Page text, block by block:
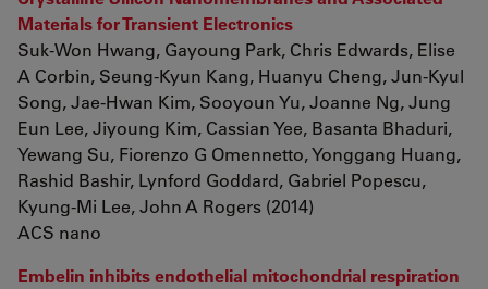
Materials for Transient Electronics
Suk-Won Hwang, Gayoung Park, Chris Edwards, Elise
A Corbin, Seung-Kyun Kang, Huanyu Cheng, Jun-Kyul
Song, Jae-Hwan Kim, Sooyoun Yu, Joanne Ng, Jung
Eun Lee, Jiyoung Kim, Cassian Yee, Basanta Bhaduri,
Yewang Su, Fiorenzo G Omennetto, Yonggang Huang,
Rashid Bashir, Lynford Goddard, Gabriel Popescu,
Kyung-Mi Lee, John A Rogers (2014)
ACS nano
Embelin inhibits endothelial mitochondrial respiration